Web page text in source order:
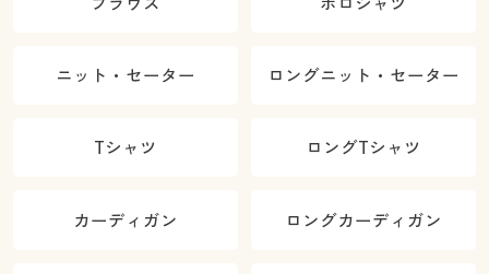
ニット・セーター ロングニット・セーター
Tシャツ ロングTシャツ
カーディガン ロングカーディガン